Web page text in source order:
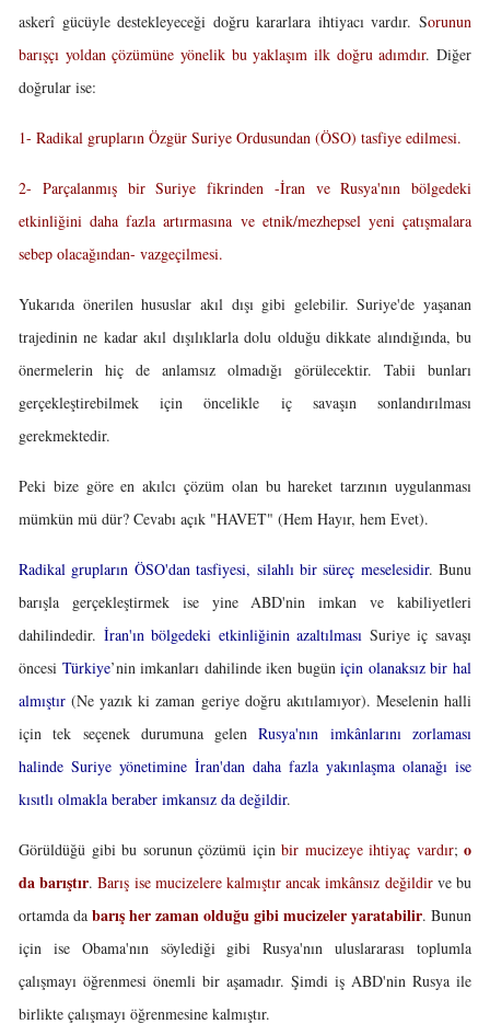
askerî gücüyle destekleyeceği doğru kararlara ihtiyacı vardır. Sorunun
barışçı yoldan çözümüne yönelik bu yaklaşım ilk doğru adımdır. Diğer
doğrular ise:
1- Radikal grupların Özgür Suriye Ordusundan (ÖSO) tasfiye edilmesi.
2- Parçalanmış bir Suriye fikrinden -İran ve Rusya'nın bölgedeki
etkinliğini daha fazla artırmasına ve etnik/mezhepsel yeni çatışmalara
sebep olacağından- vazgeçilmesi.
Yukarıda önerilen hususlar akıl dışı gibi gelebilir. Suriye'de yaşanan
trajedinin ne kadar akıl dışılıklarla dolu olduğu dikkate alındığında, bu
önermelerin hiç de anlamsız olmadığı görülecektir. Tabii bunları
gerçekleştirebilmek için öncelikle iç savaşın sonlandırılması
gerekmektedir.
Peki bize göre en akılcı çözüm olan bu hareket tarzının uygulanması
mümkün mü dür? Cevabı açık "HAVET" (Hem Hayır, hem Evet).
Radikal grupların ÖSO'dan tasfiyesi, silahlı bir süreç meselesidir. Bunu
barışla gerçekleştirmek ise yine ABD'nin imkan ve kabiliyetleri
dahilindedir. İran'ın bölgedeki etkinliğinin azaltılması Suriye iç savaşı
öncesi Türkiye’nin imkanları dahilinde iken bugüniçin olanaksız bir hal
almıştır (Ne yazık ki zaman geriye doğru akıtılamıyor). Meselenin halli
için tek seçenek durumuna gelenRusya'nın imkânlarını zorlaması
halinde Suriye yönetimine İran'dan daha fazla yakınlaşma olanağı ise
kısıtlı olmakla beraber imkansız da değildir.
Görüldüğü gibi bu sorunun çözümü için bir mucizeye ihtiyaç vardır; o
da barıştır.Barış ise mucizelere kalmıştır ancak imkânsız değildirve bu
ortamda da barış her zaman olduğu gibi mucizeler yaratabilir. Bunun
için ise Obama'nın söylediği gibi Rusya'nın uluslararası toplumla
çalışmayı öğrenmesi önemli bir aşamadır. Şimdi iş ABD'nin Rusya ile
birlikte çalışmayı öğrenmesine kalmıştır.